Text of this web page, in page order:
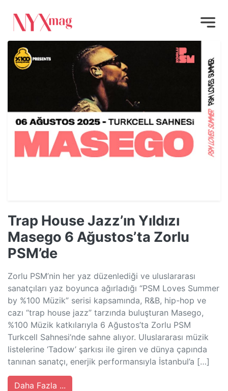
Trap House Jazz’ın Yıldızı
Masego 6 Ağustos’ta Zorlu
PSM’de
Zorlu PSM’nin her yaz düzenlediği ve uluslararası
sanatçıları yaz boyunca ağırladığı “PSM Loves Summer
by %100 Müzik” serisi kapsamında, R&B, hip-hop ve
cazı “trap house jazz” tarzında buluşturan Masego,
%100 Müzik katkılarıyla 6 Ağustos’ta Zorlu PSM
Turkcell Sahnesi’nde sahne alıyor. Uluslararası müzik
listelerine ‘Tadow’ şarkısı ile giren ve dünya çapında
tanınan sanatçı, enerjik performansıyla İstanbul’a […]
Daha Fazla ...